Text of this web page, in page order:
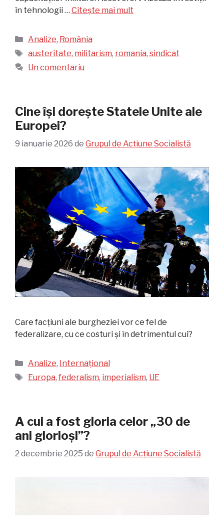
în tehnologii … Citește mai mult
Categorii
Analize, România
Etichete
austeritate, militarism, romania, sindicat
Un comentariu
Cine își dorește Statele Unite ale
Europei?
9 ianuarie 2026 de Grupul de Acțiune Socialistă
Care facțiuni ale burgheziei vor ce fel de
federalizare, cu ce costuri și în detrimentul cui?
Categorii
Analize, Internațional
Etichete
Europa, federalism, imperialism, UE
A cui a fost gloria celor „30 de
ani glorioși”?
2 decembrie 2025 de Grupul de Acțiune Socialistă